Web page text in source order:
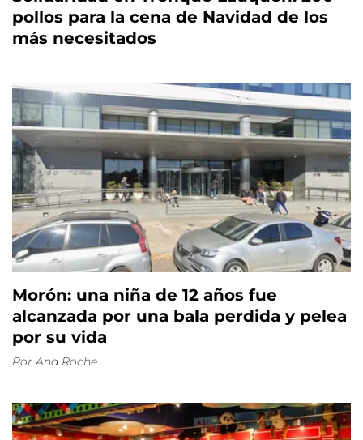
pollos para la cena de Navidad de los
más necesitados
Morón: una niña de 12 años fue
alcanzada por una bala perdida y pelea
por su vida
Por Ana Roche